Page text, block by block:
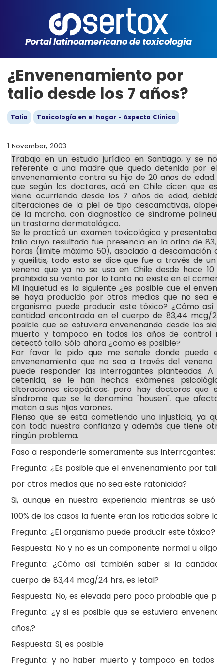
Portal latinoamericano de toxicología
¿Envenenamiento por
talio desde los 7 años?
Talio Toxicología en el hogar - Aspecto Clínico
1 November, 2003
Trabajo en un estudio jurídico en Santiago, y se
referente a una madre que quedo detenida por
envenenamiento contra su hijo de 20 años de
que según los doctores, acá en Chile dicen que
viene ocurriendo desde los 7 años de edad,
alteraciones de la piel de tipo descamativas,
de la marcha. con diagnostico de síndrome
un trastorno dermatológico.
Se le practicó un examen toxicológico y
talio cuyo resultado fue presencia en la orina de
horas (limite máximo 50), asociado a descamación
y queilitis, todo esto se dice que fue a través de
veneno que ya no se usa en Chile desde hace
prohibida su venta por lo tanto no existe en el
Mi inquietud es la siguiente ¿es posible que el
se haya producido por otros medios que no sea
organismo puede producir este tóxico? ¿Cómo
cantidad encontrada en el cuerpo de 83,44 mcg/
posible que se estuviera envenenando desde los
muerto y tampoco en todos los años de control
detectó talio. Sólo ahora ¿como es posible?
Por favor le pido que me señale donde puedo
envenenamiento que no sea a través del
puede responder las interrogantes planteadas.
detenida, se le han hechos exámenes
alteraciones sicopáticas, pero hay doctores que
síndrome que se le denomina "housen", que
matan a sus hijos varones.
Pienso que se esta cometiendo una injusticia, ya
con toda nuestra confianza y además que tiene
ningún problema.
Paso a responderle someramente sus interrogantes:
Pregunta: ¿Es posible que el envenenamiento por
por otros medios que no sea este ratonicida?
Si, aunque en nuestra experiencia mientras se
100% de los casos la fuente eran los raticidas sobre
Pregunta: ¿El organismo puede producir este tóxico?
Respuesta: No y no es un componente normal u
Pregunta: ¿Cómo así también saber si la
cuerpo de 83,44 mcg/24 hrs, es letal?
Respuesta: No, es elevada pero poco probable que
Pregunta: ¿y si es posible que se estuviera
años,?
Respuesta: Si, es posible
Pregunta: y no haber muerto y tampoco en